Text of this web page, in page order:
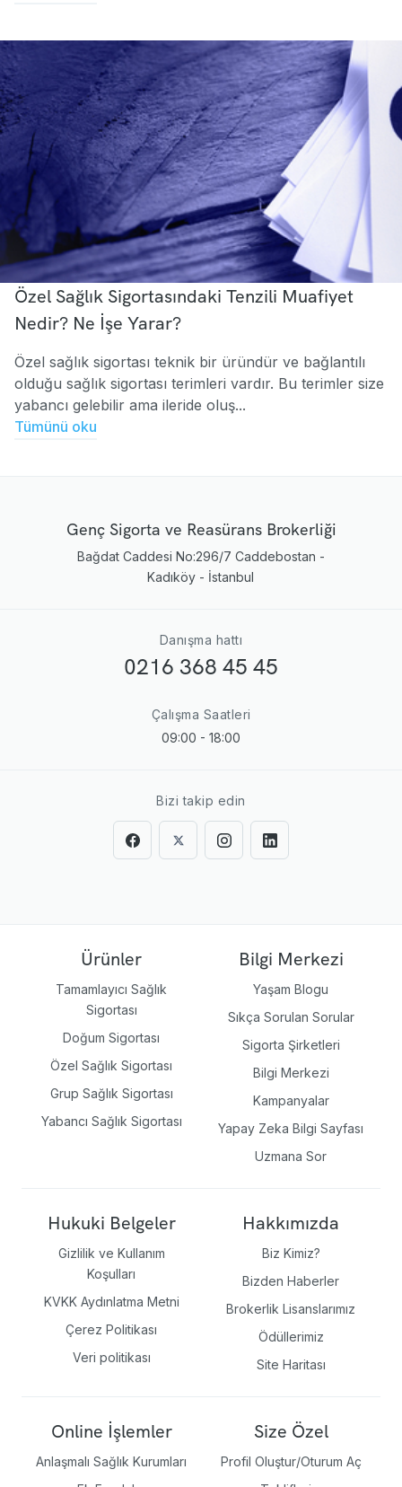
Özel Sağlık Sigortasındaki Tenzili Muafiyet
Nedir? Ne İşe Yarar?
Özel sağlık sigortası teknik bir üründür ve bağlantılı
olduğu sağlık sigortası terimleri vardır. Bu terimler size
yabancı gelebilir ama ileride oluş...
Tümünü oku
Genç Sigorta ve Reasürans Brokerliği
Bağdat Caddesi No:296/7 Caddebostan -
Kadıköy - İstanbul
Danışma hattı
0216 368 45 45
Çalışma Saatleri
09:00 - 18:00
Bizi takip edin
Ürünler
Tamamlayıcı Sağlık
Sigortası
Doğum Sigortası
Özel Sağlık Sigortası
Grup Sağlık Sigortası
Yabancı Sağlık Sigortası
Bilgi Merkezi
Yaşam Blogu
Sıkça Sorulan Sorular
Sigorta Şirketleri
Bilgi Merkezi
Kampanyalar
Yapay Zeka Bilgi Sayfası
Uzmana Sor
Hukuki Belgeler
Gizlilik ve Kullanım
Koşulları
KVKK Aydınlatma Metni
Çerez Politikası
Veri politikası
Hakkımızda
Biz Kimiz?
Bizden Haberler
Brokerlik Lisanslarımız
Ödüllerimiz
Site Haritası
Online İşlemler
Anlaşmalı Sağlık Kurumları
Size Özel
Profil Oluştur/Oturum Aç